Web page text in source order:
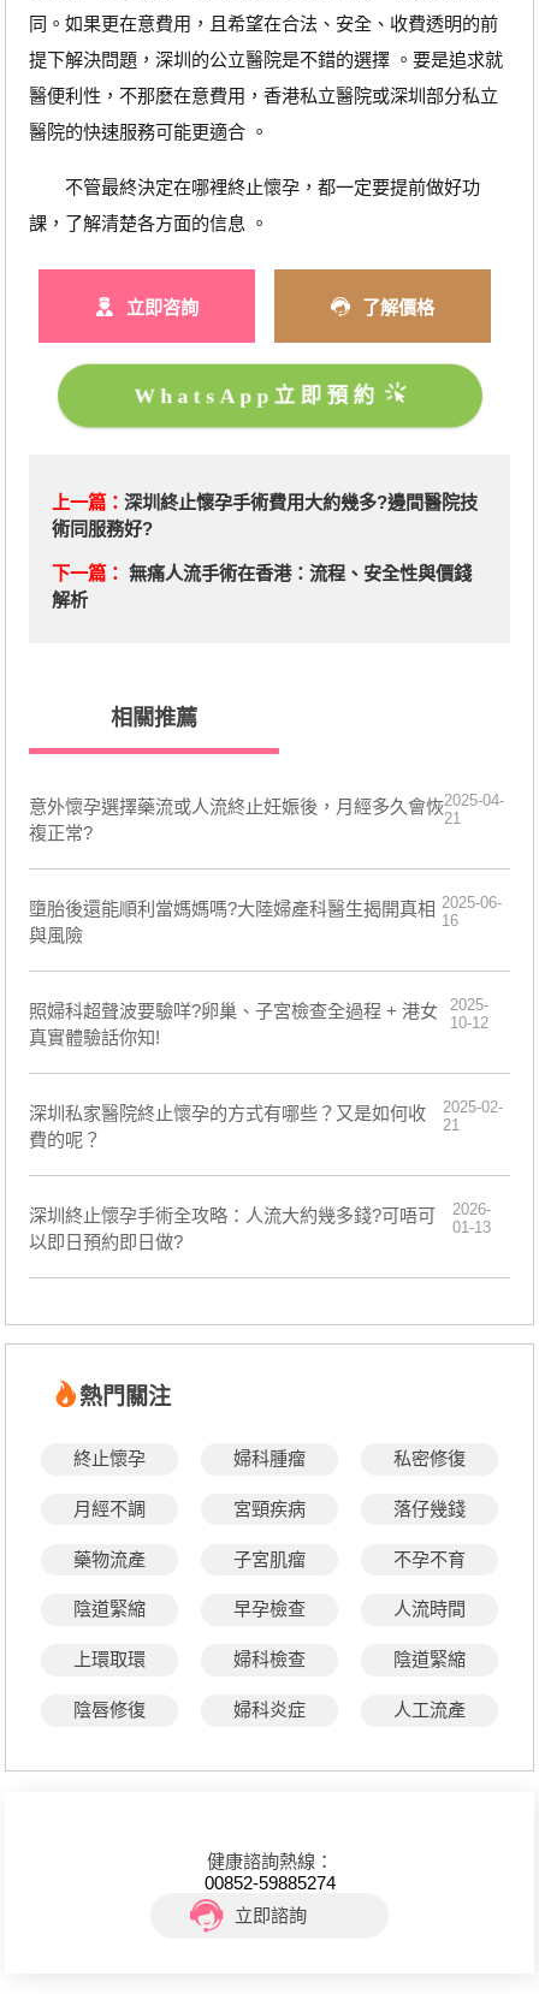
同。如果更在意費用，且希望在合法、安全、收費透明的前
提下解決問題，深圳的公立醫院是不錯的選擇 。要是追求就
醫便利性，不那麼在意費用，香港私立醫院或深圳部分私立
醫院的快速服務可能更適合 。
不管最終決定在哪裡終止懷孕，都一定要提前做好功
課，了解清楚各方面的信息 。
立即咨詢 了解價格
WhatsApp立即預約
上一篇： 深圳終止懷孕手術費用大約幾多?邊間醫院技
術同服務好?
下一篇： 無痛人流手術在香港：流程、安全性與價錢
解析
相關推薦
意外懷孕選擇藥流或人流終止妊娠後，月經多久會恢
複正常?
2025-04-
21
墮胎後還能順利當媽媽嗎?大陸婦產科醫生揭開真相
與風險
2025-06-
16
照婦科超聲波要驗咩?卵巢、子宮檢查全過程 + 港女
真實體驗話你知!
2025-
10-12
深圳私家醫院終止懷孕的方式有哪些？又是如何收
費的呢？
2025-02-
21
深圳終止懷孕手術全攻略：人流大約幾多錢?可唔可
以即日預約即日做?
2026-
01-13
熱門關注
終止懷孕 婦科腫瘤 私密修復
月經不調 宮頸疾病 落仔幾錢
藥物流產 子宮肌瘤 不孕不育
陰道緊縮 早孕檢查 人流時間
上環取環 婦科檢查 陰道緊縮
陰唇修復 婦科炎症 人工流產
健康諮詢熱線：
00852-59885274
立即諮詢